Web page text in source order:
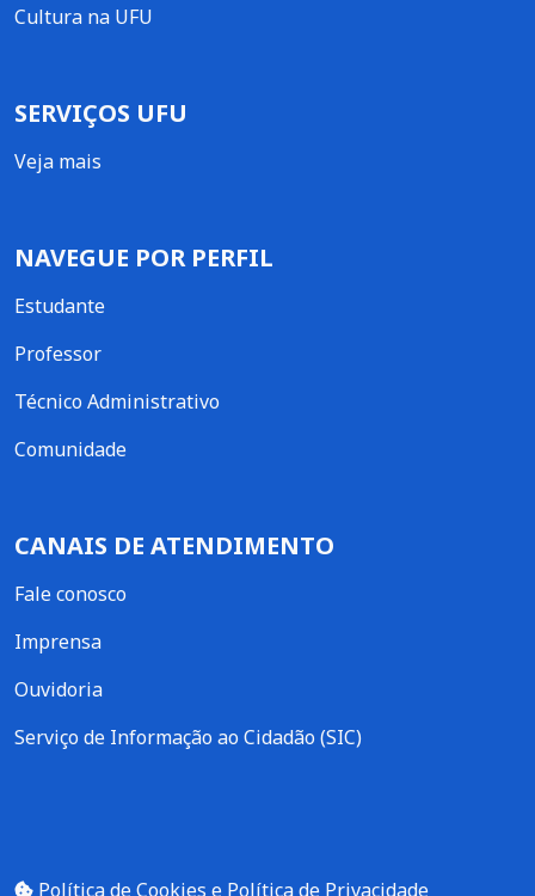
Cultura na UFU
SERVIÇOS UFU
Veja mais
NAVEGUE POR PERFIL
Estudante
Professor
Técnico Administrativo
Comunidade
CANAIS DE ATENDIMENTO
Fale conosco
Imprensa
Ouvidoria
Serviço de Informação ao Cidadão (SIC)
Política de Cookies e Política de Privacidade